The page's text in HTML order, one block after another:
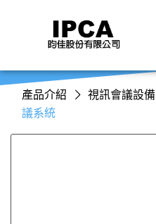
產品介紹 視訊會議設備
議系統